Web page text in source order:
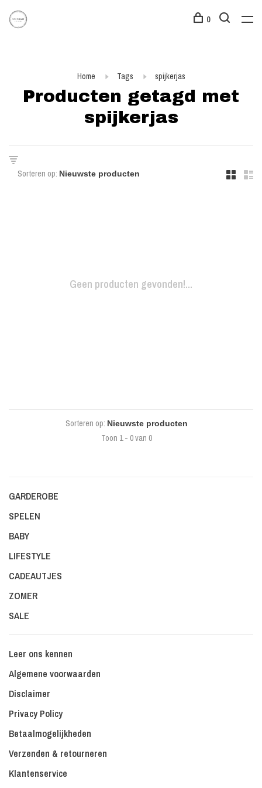
0
Home Tags spijkerjas
Producten getagd met
spijkerjas
Sorteren op:
Geen producten gevonden!...
Sorteren op:
Toon 1 - 0 van 0
GARDEROBE
SPELEN
BABY
LIFESTYLE
CADEAUTJES
ZOMER
SALE
Leer ons kennen
Algemene voorwaarden
Disclaimer
Privacy Policy
Betaalmogelijkheden
Verzenden & retourneren
Klantenservice